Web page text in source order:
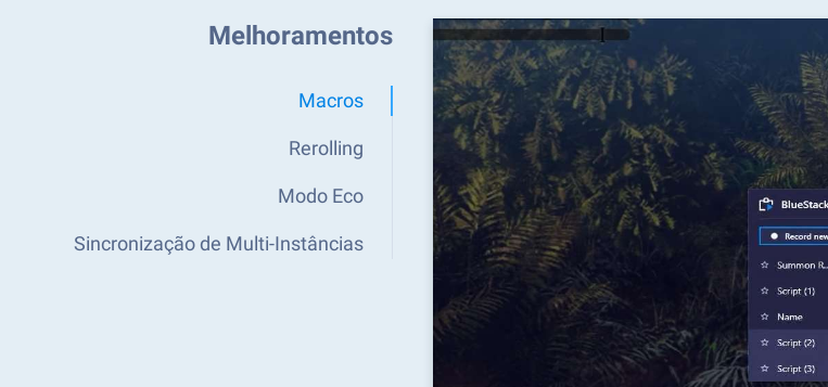
Melhoramentos
Macros
Rerolling
Modo Eco
Sincronização de Multi-Instâncias